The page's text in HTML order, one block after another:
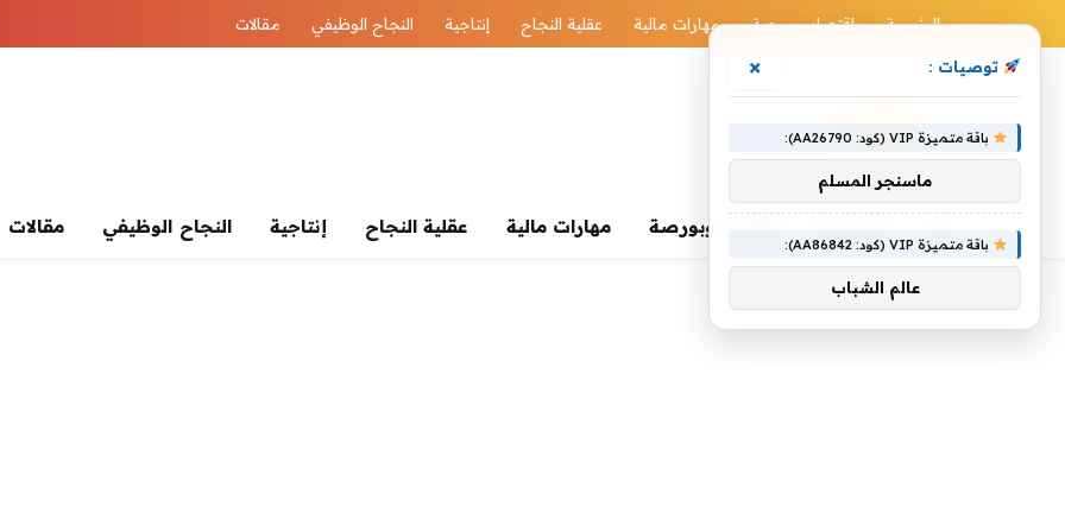
الرئيسية اقتصاد وبورصة مهارات مالية عقلية النجاح إنتاجية النجاح الوظيفي مقالات
اقتصاد وبورصة مهارات مالية عقلية النجاح إنتاجية النجاح الوظيفي مقالات
توصيات : ×
باقة متميزة VIP (كود: AA26790):
ماسنجر المسلم
باقة متميزة VIP (كود: AA86842):
عالم الشباب